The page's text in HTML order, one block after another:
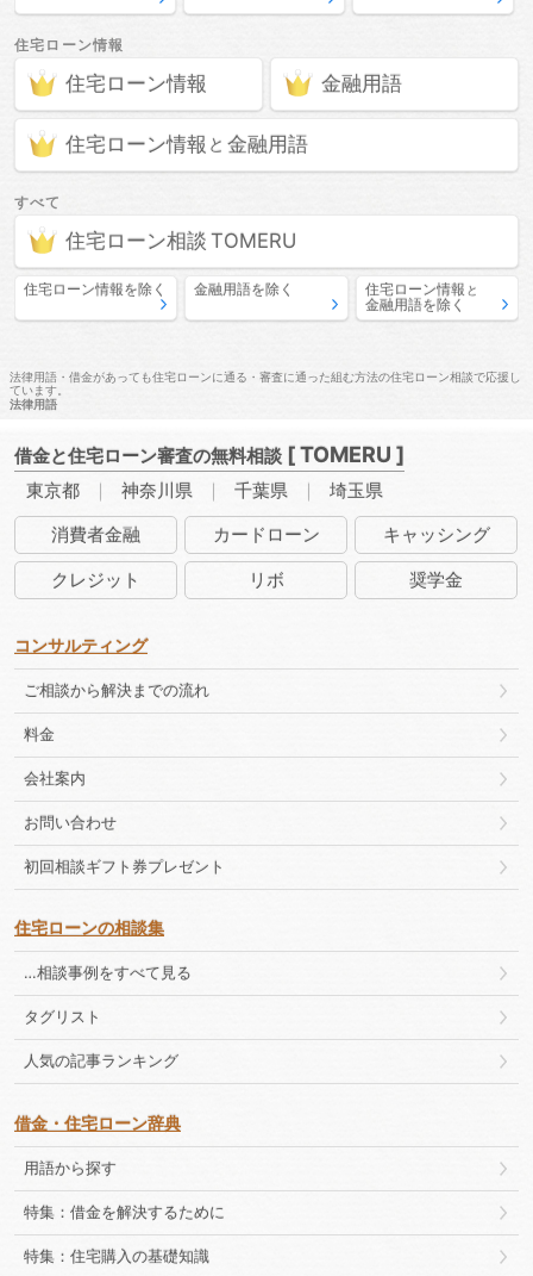
法律用語・借金があっても住宅ローンに通る・審査に通った組む方法の住宅ローン相談で応援し
ています。
法律用語
住宅ローン情報
住宅ローン情報 金融用語
住宅ローン情報 と 金融用語
すべて
住宅ローン相談
住宅ローン情報を除く 金融用語を除く 住宅ローン情報 と
金融用語を除く
借金と住宅ローン審査の無料相談 [ TOMERU ]
東京都 神奈川県 千葉県
埼玉県
消費者金融 カード ローン キャッシング
クレジット リボ 奨学金
コンサルティング
ご相談から解決までの流れ
料金
会社案内
お問い合わせ
初回相談ギフト券プレゼント
住宅ローンの相談集
…相談事例をすべて見る
タグリスト
人気の記事ランキング
借金・住宅ローン辞典
用語から探す
特集：借金を解決するために
特集：住宅購入の基礎知識